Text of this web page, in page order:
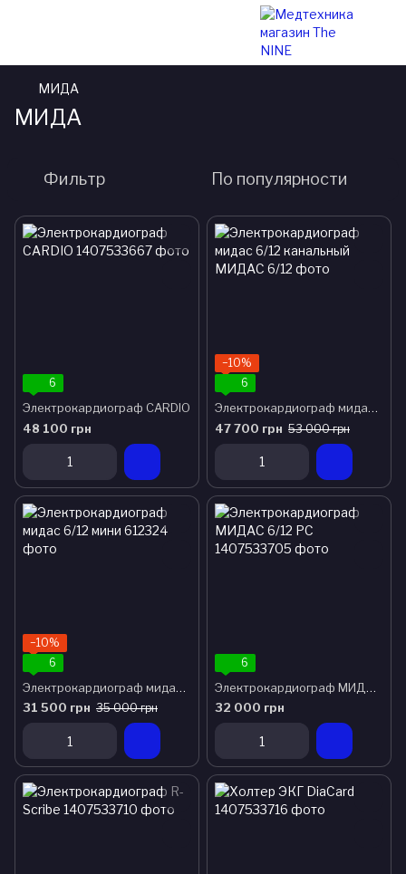
МИДА
МИДА
Фильтр По популярности
6
Электрокардиограф CARDIO
48 100 грн
−10%
6
Электрокардиограф мидас 6/12 канальный
47 700 грн 53 000 грн
−10%
6
Электрокардиограф мидас 6/12 мини
31 500 грн 35 000 грн
6
Электрокардиограф МИДАС 6/12 PC
32 000 грн